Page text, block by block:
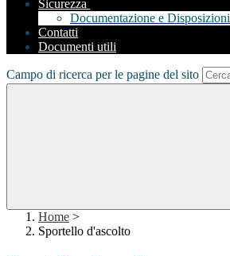
Sicurezza
Documentazione e Disposizioni
Contatti
Documenti utili
Campo di ricerca per le pagine del sito
Home >
Sportello d'ascolto